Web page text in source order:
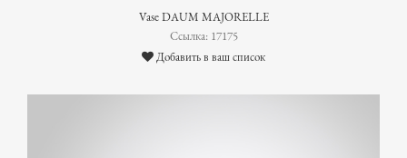
Vase DAUM MAJORELLE
Ссылка: 17175
Добавить в ваш список